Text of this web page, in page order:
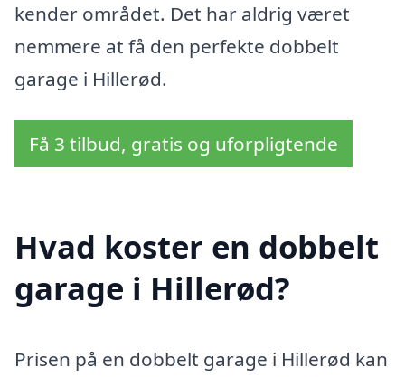
kender området. Det har aldrig været
nemmere at få den perfekte dobbelt
garage i Hillerød.
Få 3 tilbud, gratis og uforpligtende
Hvad koster en dobbelt
garage i Hillerød?
Prisen på en dobbelt garage i Hillerød kan